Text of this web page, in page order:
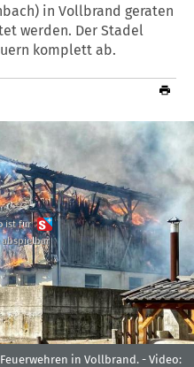
in Vollbrand geraten
werden. Der Stadel
komplett ab.
ist für
abspielbar
in Vollbrand. - Video: